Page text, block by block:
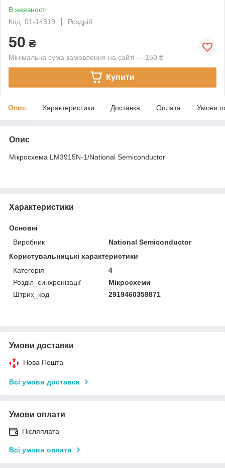
В наявності
Код: 01-14319
Роздріб
50 ₴
Мінімальна сума замовлення на сайті — 150 ₴
Купити
Опис Характеристики Доставка Оплата Умови
Опис
Мікросхема LM3915N-1/National Semiconductor
Характеристики
Основні
Виробник
National Semiconductor
Користувальницькі характеристики
Категорія
4
Розділ_синхронізації
Мікросхеми
Штрих_код
2919460359871
Умови доставки
Нова Пошта
Всі умови доставки
Умови оплати
Післяплата
Всі умови оплати